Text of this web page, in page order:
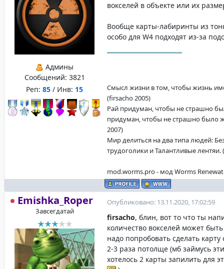
Админы
Сообщений: 3821
Реп: 85 / Инв: 15
вокселей в объекте или их
Вообще карты-лабиринты из
особо для W4 подходят из-за
Смысл жизни в том, чтобы жизнь
(firsacho 2005)
Рай придуман, чтобы не страшно
придуман, чтобы не страшно было
2007)
Мир делиться на два типа людей:
трудоголики и Талантливые лентяи.
mod.worms.pro - мод Worms
Emishka_Roper
Завсегдатай
Опубликовано: 13.11.2020, 17:02:59
firsacho, блин, вот то что ты
количество вокселей может
надо попробовать сделать карту
2-3 раза потолще (мб займусь
хотелось 2 карты запилить для